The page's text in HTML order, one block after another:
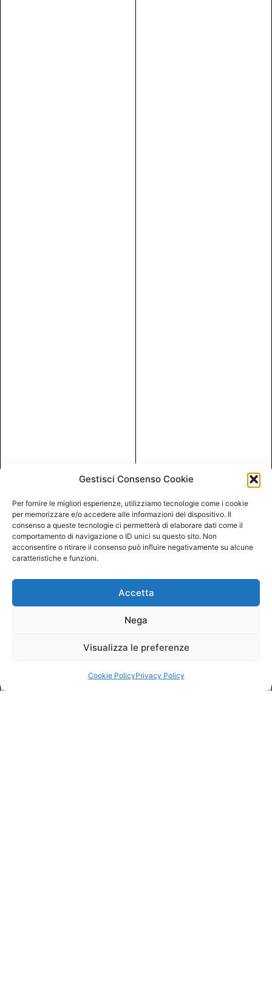
Gestisci Consenso Cookie
Per fornire le migliori esperienze, utilizziamo tecnologie come i cookie
per memorizzare e/o accedere alle informazioni del dispositivo. Il
consenso a queste tecnologie ci permetterà di elaborare dati come il
comportamento di navigazione o ID unici su questo sito. Non
acconsentire o ritirare il consenso può influire negativamente su alcune
caratteristiche e funzioni.
Accetta
Nega
Visualizza le preferenze
Cookie PolicyPrivacy Policy